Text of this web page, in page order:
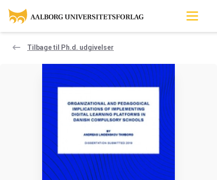
Tilbage til Ph.d. udgivelser